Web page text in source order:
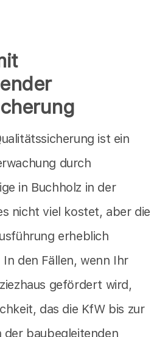
ist ein
durch
in Buchholz in der
nicht viel kostet, aber die
erheblich
den Fällen, wenn Ihr
gefördert wird,
das die KfW bis zur
der baubegleitenden